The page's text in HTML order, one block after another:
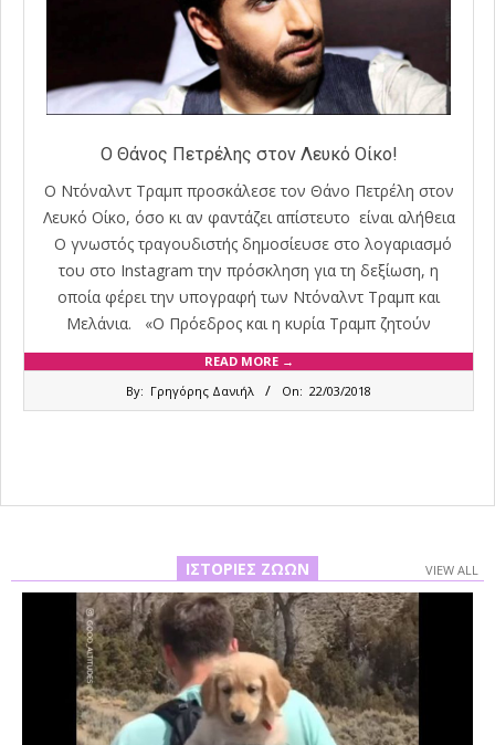
Ο Θάνος Πετρέλης στον Λευκό Οίκο!
Ο Ντόναλντ Τραμπ προσκάλεσε τον Θάνο Πετρέλη στον
Λευκό Οίκο, όσο κι αν φαντάζει απίστευτο είναι αλήθεια
Ο γνωστός τραγουδιστής δημοσίευσε στο λογαριασμό
του στο Instagram την πρόσκληση για τη δεξίωση, η
οποία φέρει την υπογραφή των Ντόναλντ Τραμπ και
Μελάνια. «Ο Πρόεδρος και η κυρία Τραμπ ζητούν
READ MORE →
By: Γρηγόρης Δανιήλ On: 22/03/2018
ΙΣΤΟΡΊΕΣ ΖΏΩΝ VIEW ALL